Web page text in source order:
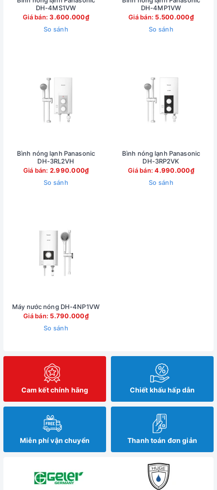
DH-4MS1VW
Giá bán:3.600.000₫
So sánh
DH-4MP1VW
Giá bán: 5.500.000₫
So sánh
Bình nóng lạnh Panasonic
DH-3RL2VH
Giá bán: 2.990.000₫
So sánh
Bình nóng lạnh Panasonic
DH-3RP2VK
Giá bán:4.990.000₫
So sánh
Máy nước nóng DH-4NP1VW
Giá bán: 5.790.000₫
So sánh
Cam kết chính hãng Chiết khấu hấp dẫn
Miễn phí vận chuyển Thanh toán đơn giản